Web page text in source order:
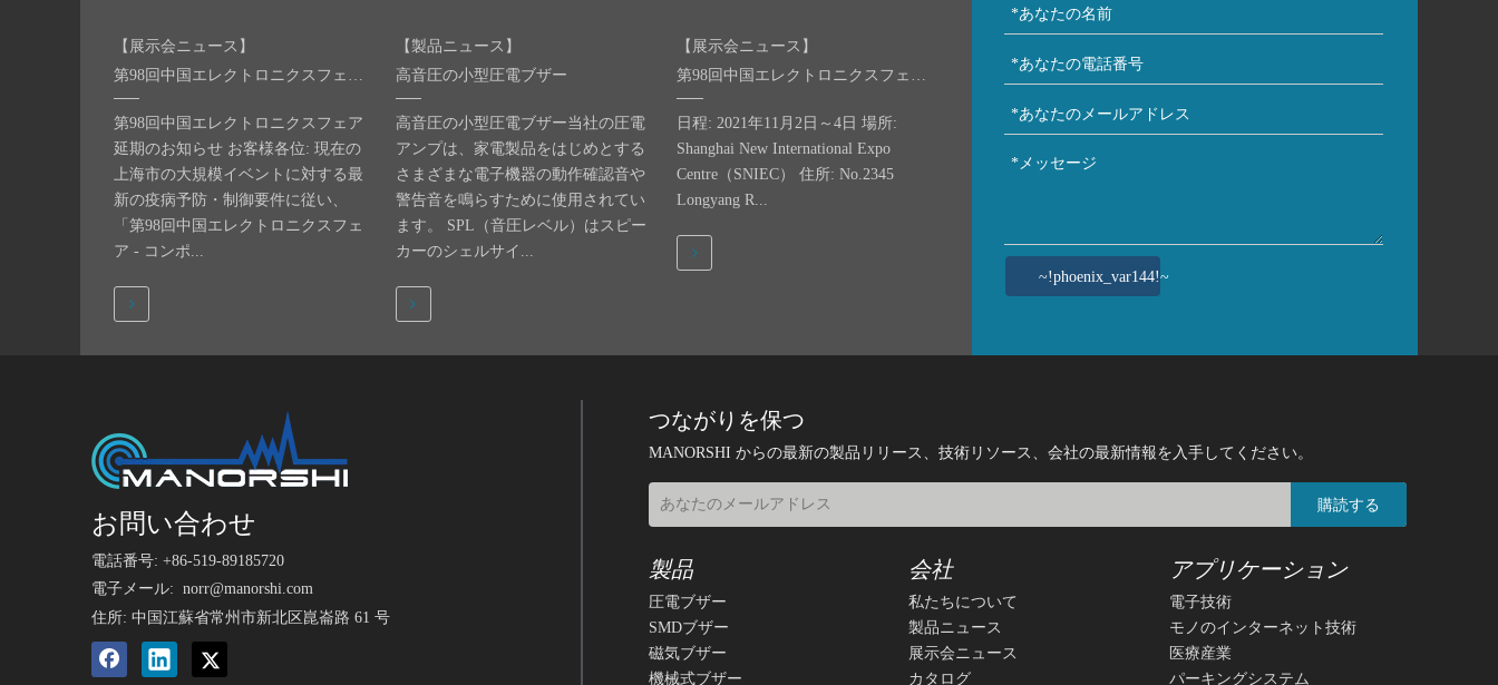
【展示会ニュース】
第98回中国エレクトロニクスフェア 延期のお知らせについて
第98回中国エレクトロニクスフェア
延期のお知らせ お客様各位: 現在の
上海市の大規模イベントに対する最
新の疫病予防・制御要件に従い、
「第98回中国エレクトロニクスフェ
ア - コンポ...
【製品ニュース】
高音圧の小型圧電ブザー
高音圧の小型圧電ブザー当社の圧電
アンプは、家電製品をはじめとする
さまざまな電子機器の動作確認音や
警告音を鳴らすために使用されてい
ます。 SPL（音圧レベル）はスピー
カーのシェルサイ...
【展示会ニュース】
第98回中国エレクトロニクスフェア -- コンポーネント&ITアプリケーションエキスポ
日程: 2021年11月2日～4日 場所:
Shanghai New International Expo
Centre（SNIEC） 住所: No.2345
Longyang R...
~!phoenix_var144!~
お問い合わせ
電話番号: +86-519-89185720
電子メール: norr@manorshi.com
住所: 中国江蘇省常州市新北区崑崙路 61 号
つながりを保つ
MANORSHI からの最新の製品リリース、技術リソース、会社の最新情報を入手してください。
購読する
製品
圧電ブザー
SMDブザー
磁気ブザー
機械式ブザー
会社
私たちについて
製品ニュース
展示会ニュース
カタログ
アプリケーション
電子技術
モノのインターネット技術
医療産業
パーキングシステム